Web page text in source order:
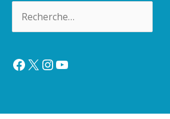
Facebook
X Instagram
YouTube